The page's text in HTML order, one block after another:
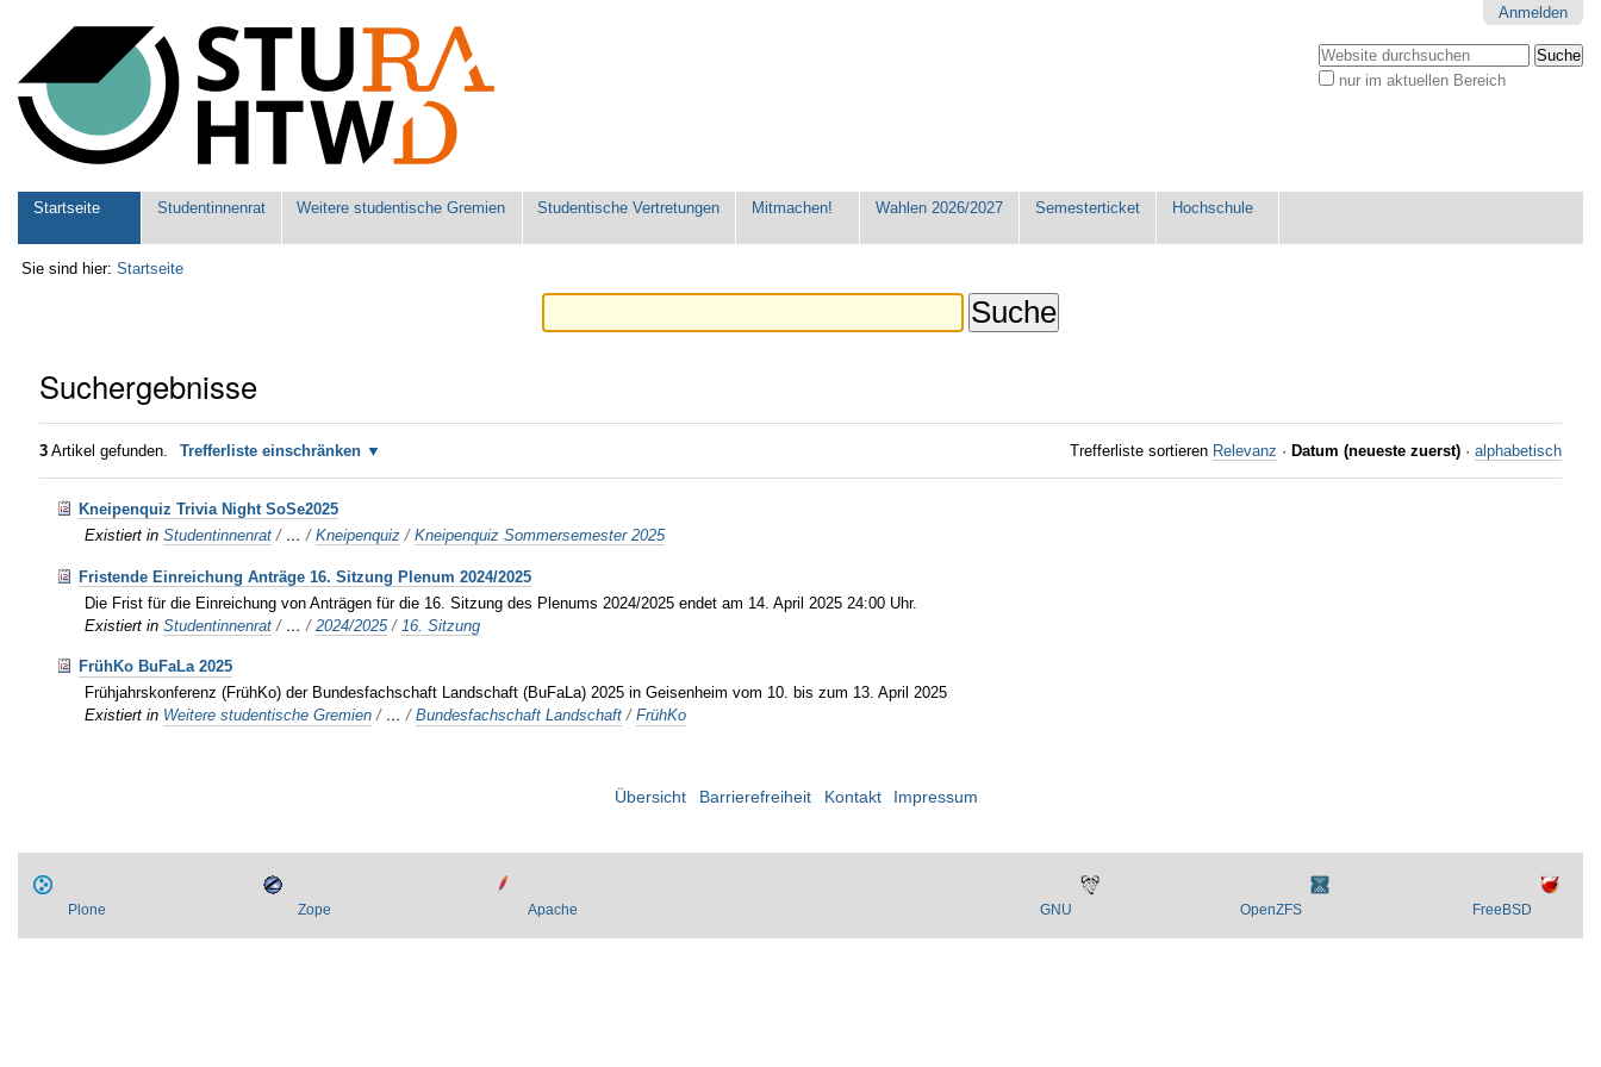
Werkzeuge
Anmelden
Website durchsuchen
nur im aktuellen Bereich
Sektionen
Startseite Studentinnenrat Weitere studentische Gremien Studentische Vertretungen Mitmachen! Wahlen 2026/2027 Semesterticket Hochschule
Sie sind hier: Startseite
Suchergebnisse
3 Artikel gefunden. Trefferliste einschränken Trefferliste sortieren Relevanz · Datum (neueste zuerst) · alphabetisch
Kneipenquiz Trivia Night SoSe2025
Existiert in Studentinnenrat / …/Kneipenquiz /Kneipenquiz Sommersemester 2025
Fristende Einreichung Anträge 16. Sitzung Plenum 2024/2025
Die Frist für die Einreichung von Anträgen für die 16. Sitzung des Plenums 2024/2025 endet am 14. April 2025 24:00 Uhr.
Existiert in Studentinnenrat / …/2024/2025 / 16. Sitzung
FrühKo BuFaLa 2025
Frühjahrskonferenz (FrühKo) der Bundesfachschaft Landschaft (BuFaLa) 2025 in Geisenheim vom 10. bis zum 13. April 2025
Existiert in Weitere studentische Gremien / …/Bundesfachschaft Landschaft /FrühKo
Übersicht Barrierefreiheit Kontakt Impressum
Plone Zope Apache GNU OpenZFS FreeBSD